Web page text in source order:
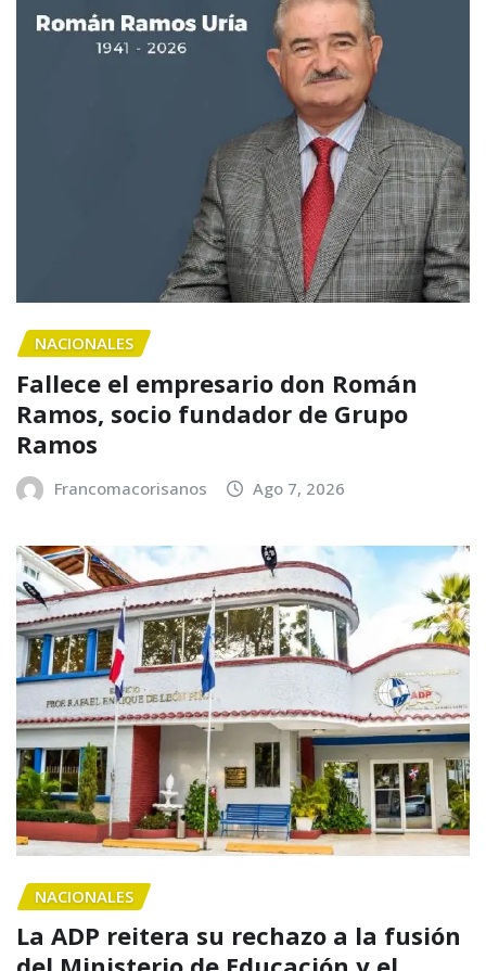
NACIONALES
Fallece el empresario don Román
Ramos, socio fundador de Grupo
Ramos
Francomacorisanos Ago 7, 2026
NACIONALES
La ADP reitera su rechazo a la fusión